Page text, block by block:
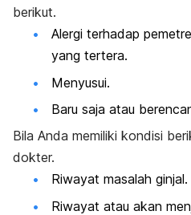
berikut.
Alergi terhadap
yang tertera.
Menyusui.
Baru saja atau
Bila Anda memiliki kondisi
dokter.
Riwayat masalah ginjal.
Riwayat atau akan